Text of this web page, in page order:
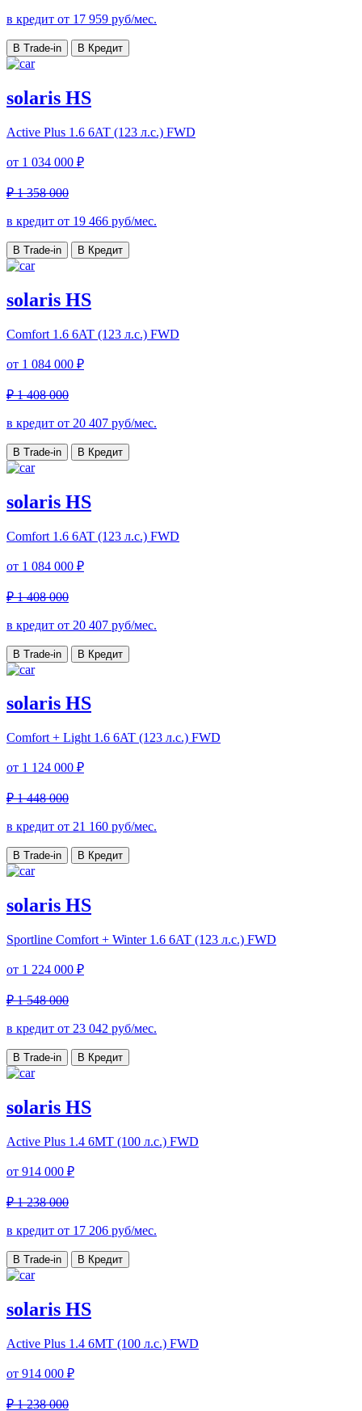
в кредит от 17 959 руб/мес.
В Trade-in В Кредит
solaris HS
Active Plus 1.6 6AT (123 л.с.) FWD
от 1 034 000 ₽
₽ 1 358 000
в кредит от 19 466 руб/мес.
В Trade-in В Кредит
solaris HS
Comfort 1.6 6AT (123 л.с.) FWD
от 1 084 000 ₽
₽ 1 408 000
в кредит от 20 407 руб/мес.
В Trade-in В Кредит
solaris HS
Comfort 1.6 6AT (123 л.с.) FWD
от 1 084 000 ₽
₽ 1 408 000
в кредит от 20 407 руб/мес.
В Trade-in В Кредит
solaris HS
Comfort + Light 1.6 6AT (123 л.с.) FWD
от 1 124 000 ₽
₽ 1 448 000
в кредит от 21 160 руб/мес.
В Trade-in В Кредит
solaris HS
Sportline Comfort + Winter 1.6 6AT (123 л.с.) FWD
от 1 224 000 ₽
₽ 1 548 000
в кредит от 23 042 руб/мес.
В Trade-in В Кредит
solaris HS
Active Plus 1.4 6MT (100 л.с.) FWD
от 914 000 ₽
₽ 1 238 000
в кредит от 17 206 руб/мес.
В Trade-in В Кредит
solaris HS
Active Plus 1.4 6MT (100 л.с.) FWD
от 914 000 ₽
₽ 1 238 000